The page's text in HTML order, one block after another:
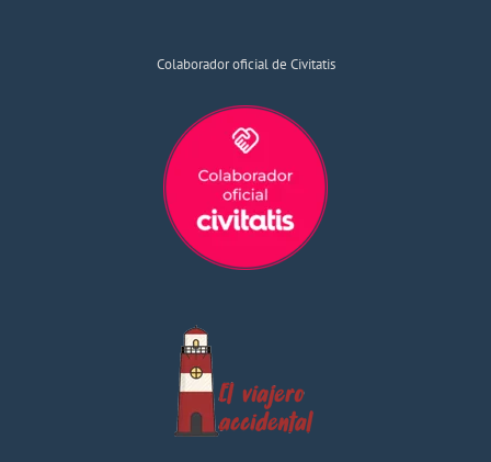
Colaborador oficial de Civitatis